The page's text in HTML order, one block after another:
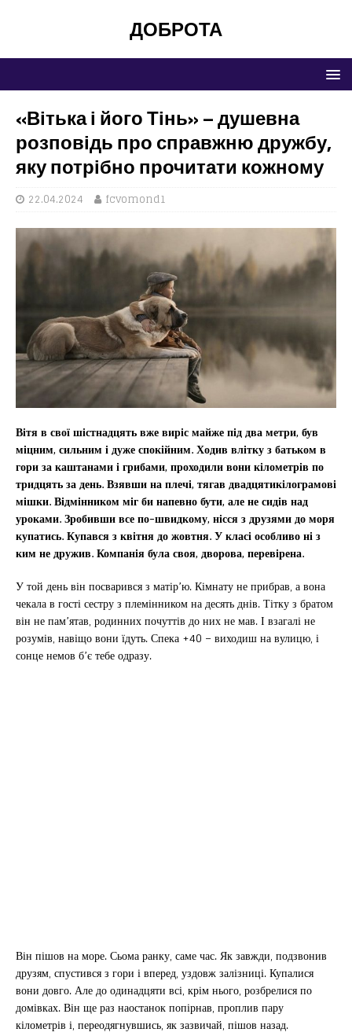
ДОБРОТА
«Вітька і його Тінь» – душевна
розповідь про справжню дружбу,
яку потрібно прочитати кожному
22.04.2024 fcvomond1
Вітя в свої шістнадцять вже виріс майже під два метри, був
міцним, сильним і дуже спокійним. Ходив влітку з батьком в
гори за каштанами і грибами, проходили вони кілометрів по
тридцять за день. Взявши на плечі, тягав двадцятикілограмові
мішки. Відмінником міг би напевно бути, але не сидів над
уроками. Зробивши все по-швидкому, нісся з друзями до моря
купатись. Купався з квітня до жовтня. У класі особливо ні з
ким не дружив. Компанія була своя, дворова, перевірена.
У той день він посварився з матір’ю. Кімнату не прибрав, а вона
чекала в гості сестру з племінником на десять днів. Тітку з братом
він не пам’ятав, родинних почуттів до них не мав. І взагалі не
розумів, навіщо вони їдуть. Спека +40 – виходиш на вулицю, і
сонце немов б’є тебе одразу.
Він пішов на море. Сьома ранку, саме час. Як завжди, подзвонив
друзям, спустився з гори і вперед, уздовж залізниці. Купалися
вони довго. Але до одинадцяти всі, крім нього, розбрелися по
домівках. Він ще раз наостанок попірнав, проплив пару
кілометрів і, переодягнувшись, як зазвичай, пішов назад.